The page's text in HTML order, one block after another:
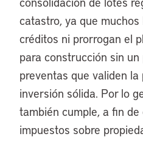
catastro, ya que
créditos ni prorrogan el
para construcción sin
preventas que validen
inversión sólida. Por lo
también cumple, a fin
impuestos sobre